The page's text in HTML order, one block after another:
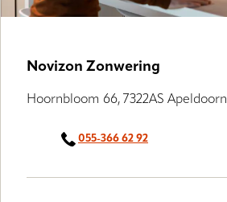
Novizon Zonwering
Hoornbloom 66, 7322AS Apeldoorn
055-366 62 92